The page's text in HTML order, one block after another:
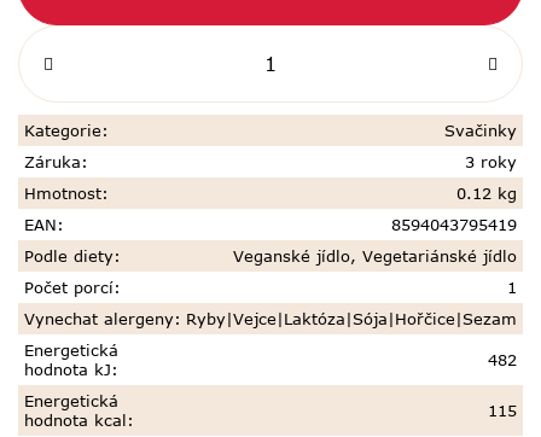
Kategorie:
Svačinky
Záruka:
3 roky
Hmotnost:
0.12 kg
EAN:
8594043795419
Podle diety: Veganské jídlo, Vegetariánské jídlo
Počet porcí:
1
Vynechat alergeny: Ryby|Vejce|Laktóza|Sója|Hořčice|Sezam
Energetická
hodnota kJ: 482
Energetická
hodnota kcal: 115